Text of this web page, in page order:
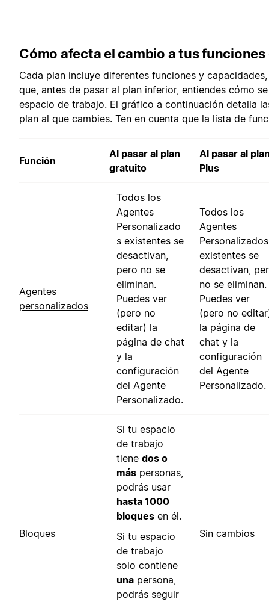
Cómo afecta el cambio a tus
Cada plan incluye diferentes funciones y
que, antes de pasar al plan inferior, entiendes cómo
espacio de trabajo. El gráfico a continuación detalla
plan al que cambies. Ten en cuenta que la lista de
Función
Al pasar al plan
gratuito
Al pasar al
Plus
Agentes
personalizados
Todos los
Agentes
Personalizado
s existentes se
desactivan,
pero no se
eliminan.
Puedes ver
(pero no
editar) la
página de chat
y la
configuración
del Agente
Personalizado.
Todos los
Agentes
Personalizados
existentes se
desactivan,
no se eliminan.
Puedes ver
(pero no
la página de
chat y la
configuración
del Agente
Personalizado.
Bloques
Si tu espacio
de trabajo
tiene dos o
más personas,
podrás usar
hasta 1000
bloques en él.
Si tu espacio
de trabajo
solo contiene
una persona,
podrás seguir
Sin cambios